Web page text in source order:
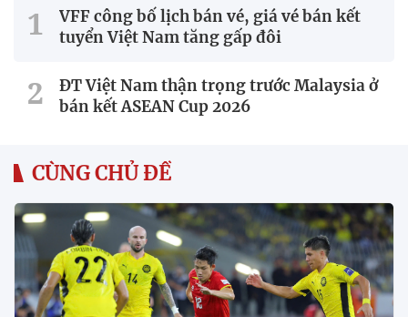
VFF công bố lịch bán vé, giá vé bán kết
tuyển Việt Nam tăng gấp đôi
ĐT Việt Nam thận trọng trước Malaysia ở
bán kết ASEAN Cup 2026
CÙNG CHỦ ĐỀ